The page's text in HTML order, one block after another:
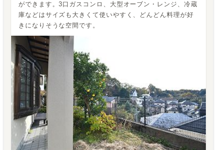
ができます。3口ガスコンロ、大型オーブン・レンジ、冷蔵
庫などはサイズも大きくて使いやすく、どんどん料理が好
きになりそうな空間です。